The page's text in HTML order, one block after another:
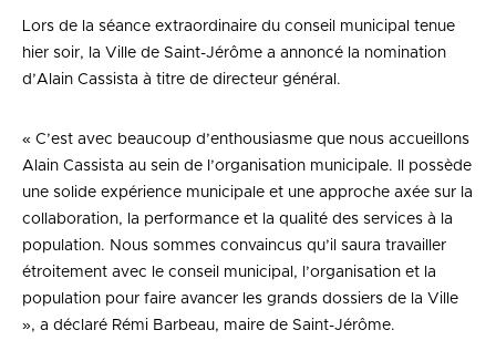
Lors de la séance extraordinaire du conseil municipal tenue
hier soir, la Ville de Saint-Jérôme a annoncé la nomination
d’Alain Cassista à titre de directeur général.
« C’est avec beaucoup d’enthousiasme que nous accueillons
Alain Cassista au sein de l’organisation municipale. Il possède
une solide expérience municipale et une approche axée sur la
collaboration, la performance et la qualité des services à la
population. Nous sommes convaincus qu’il saura travailler
étroitement avec le conseil municipal, l’organisation et la
population pour faire avancer les grands dossiers de la Ville
», a déclaré Rémi Barbeau, maire de Saint-Jérôme.